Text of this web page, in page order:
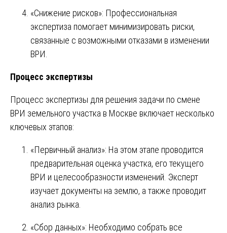
«Снижение рисков»: Профессиональная
экспертиза помогает минимизировать риски,
связанные с возможными отказами в изменении
ВРИ.
Процесс экспертизы
Процесс экспертизы для решения задачи по смене
ВРИ земельного участка в Москве включает несколько
ключевых этапов:
«Первичный анализ»: На этом этапе проводится
предварительная оценка участка, его текущего
ВРИ и целесообразности изменений. Эксперт
изучает документы на землю, а также проводит
анализ рынка.
«Сбор данных»: Необходимо собрать все